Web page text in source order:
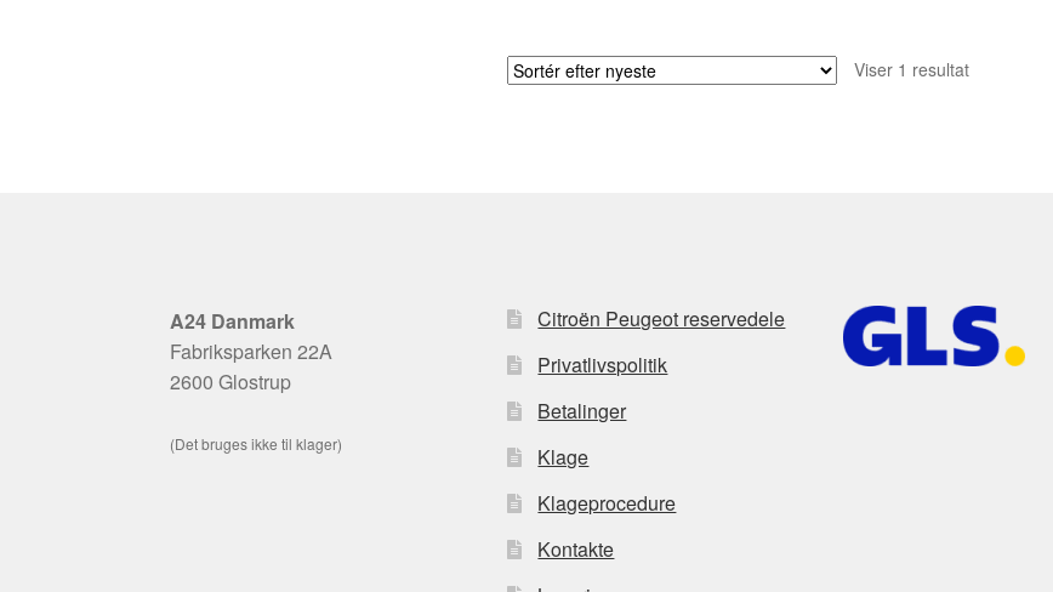
Viser 1 resultat
A24 Danmark
Fabriksparken 22A
2600 Glostrup
(Det bruges ikke til klager)
Citroën Peugeot reservedele
Privatlivspolitik
Betalinger
Klage
Klageprocedure
Kontakte